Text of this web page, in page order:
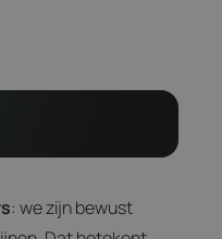
: we zijn bewust